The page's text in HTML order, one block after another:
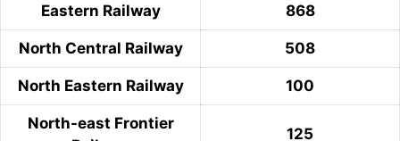
Eastern Railway 868
North Central Railway 508
North Eastern Railway 100
North-east Frontier
125